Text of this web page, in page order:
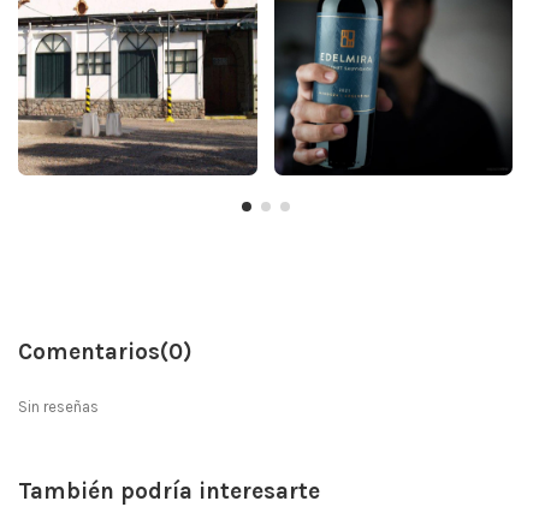
Comentarios(0)
Sin reseñas
También podría interesarte